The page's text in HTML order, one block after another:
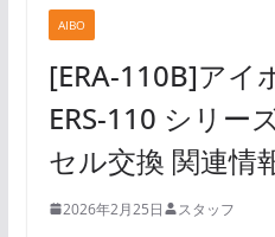
AIBO
[ERA-110B]アイ
ERS-110 シリー
セル交換 関連情
2026年2月25日 スタッフ